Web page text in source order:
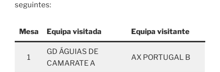
seguintes:
Mesa Equipa visitada Equipa visitante
1
GD ÁGUIAS DE
CAMARATE A
AX PORTUGAL B